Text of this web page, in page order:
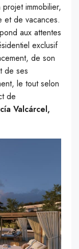
immobilier,
et de vacances.
aux attentes
exclusif
de son
de ses
le tout selon
de
Valcárcel,